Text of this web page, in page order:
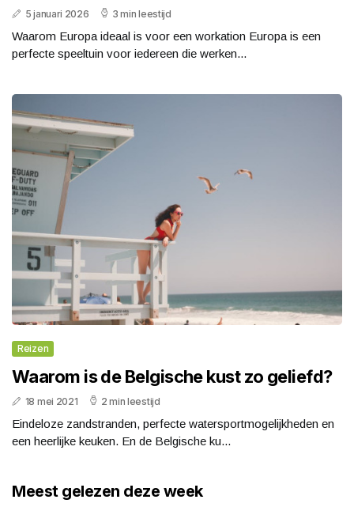
5 januari 2026 3 min leestijd
Waarom Europa ideaal is voor een workation Europa is een
perfecte speeltuin voor iedereen die werken...
Reizen
Waarom is de Belgische kust zo geliefd?
18 mei 2021 2 min leestijd
Eindeloze zandstranden, perfecte watersportmogelijkheden en
een heerlijke keuken. En de Belgische ku...
Meest gelezen deze week